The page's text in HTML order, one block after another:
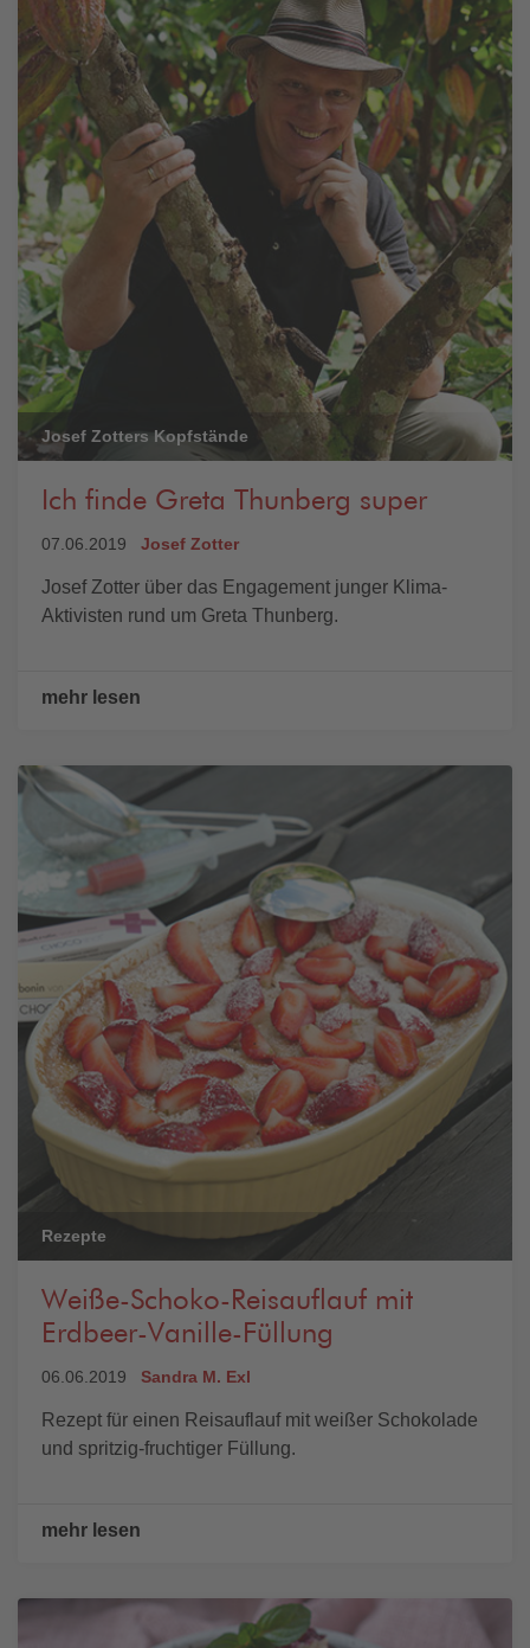
Josef Zotters Kopfstände
Ich finde Greta Thunberg super
07.06.2019 Josef Zotter
Josef Zotter über das Engagement junger Klima-
Aktivisten rund um Greta Thunberg.
mehr lesen
Rezepte
Weiße-Schoko-Reisauflauf mit
Erdbeer-Vanille-Füllung
06.06.2019 Sandra M. Exl
Rezept für einen Reisauflauf mit weißer Schokolade
und spritzig-fruchtiger Füllung.
mehr lesen